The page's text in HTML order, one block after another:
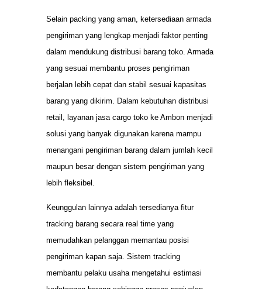
Selain packing yang aman, ketersediaan armada
pengiriman yang lengkap menjadi faktor penting
dalam mendukung distribusi barang toko. Armada
yang sesuai membantu proses pengiriman
berjalan lebih cepat dan stabil sesuai kapasitas
barang yang dikirim. Dalam kebutuhan distribusi
retail, layanan jasa cargo toko ke Ambon menjadi
solusi yang banyak digunakan karena mampu
menangani pengiriman barang dalam jumlah kecil
maupun besar dengan sistem pengiriman yang
lebih fleksibel.
Keunggulan lainnya adalah tersedianya fitur
tracking barang secara real time yang
memudahkan pelanggan memantau posisi
pengiriman kapan saja. Sistem tracking
membantu pelaku usaha mengetahui estimasi